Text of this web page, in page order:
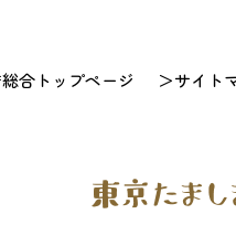
合トップページ ＞サイト